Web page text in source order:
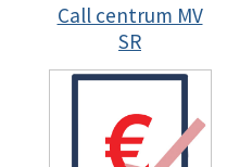
Call centrum MV
SR